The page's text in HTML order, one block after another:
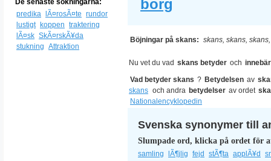
De senaste sökningarna:
predika
lÃ¤rosÃ¤te rundor
lustigt
koppen traktering
lÃ¤sk SkÃ¤rskÃ¥da
stukning Attraktion
borg
Böjningar på skans: skans, skans,
Nu vet du vad skans betyder och innebär
Vad betyder skans ? Betydelsen av
skans och andra betydelser av ordet
Nationalencyklopedin
Svenska synonymer till
Slumpade ord, klicka på ordet för
samling lÃ¶jlig fejd stÃ¶ta applÃ¥d